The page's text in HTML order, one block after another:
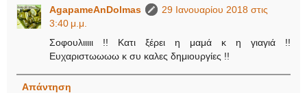
AgapameAnDolmas
29 Ιανουαρίου 2018 στις
3:40 μ.μ.
Σοφουλιιιιι !! Κατι ξέρει η μαμά κ η γιαγιά !!
Ευχαριστωωωω κ συ καλες δημιουργίες !!
Απάντηση